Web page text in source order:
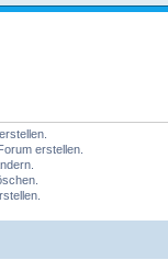
erstellen.